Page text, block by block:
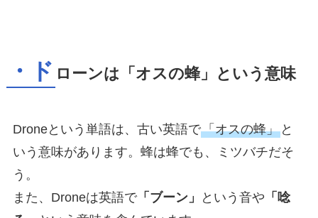
・ド ローンは「オスの蜂」という意味
Droneという単語は、古い英語で「オスの蜂」と
いう意味があります。蜂は蜂でも、ミツバチだそ
う。
また、Droneは英語で「ブーン」 という音や 「唸